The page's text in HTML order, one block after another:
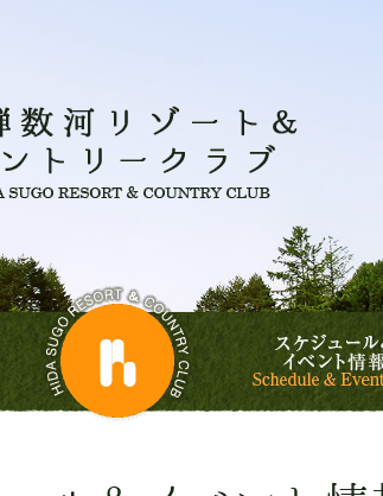
プレー料金
飛騨数河リゾート